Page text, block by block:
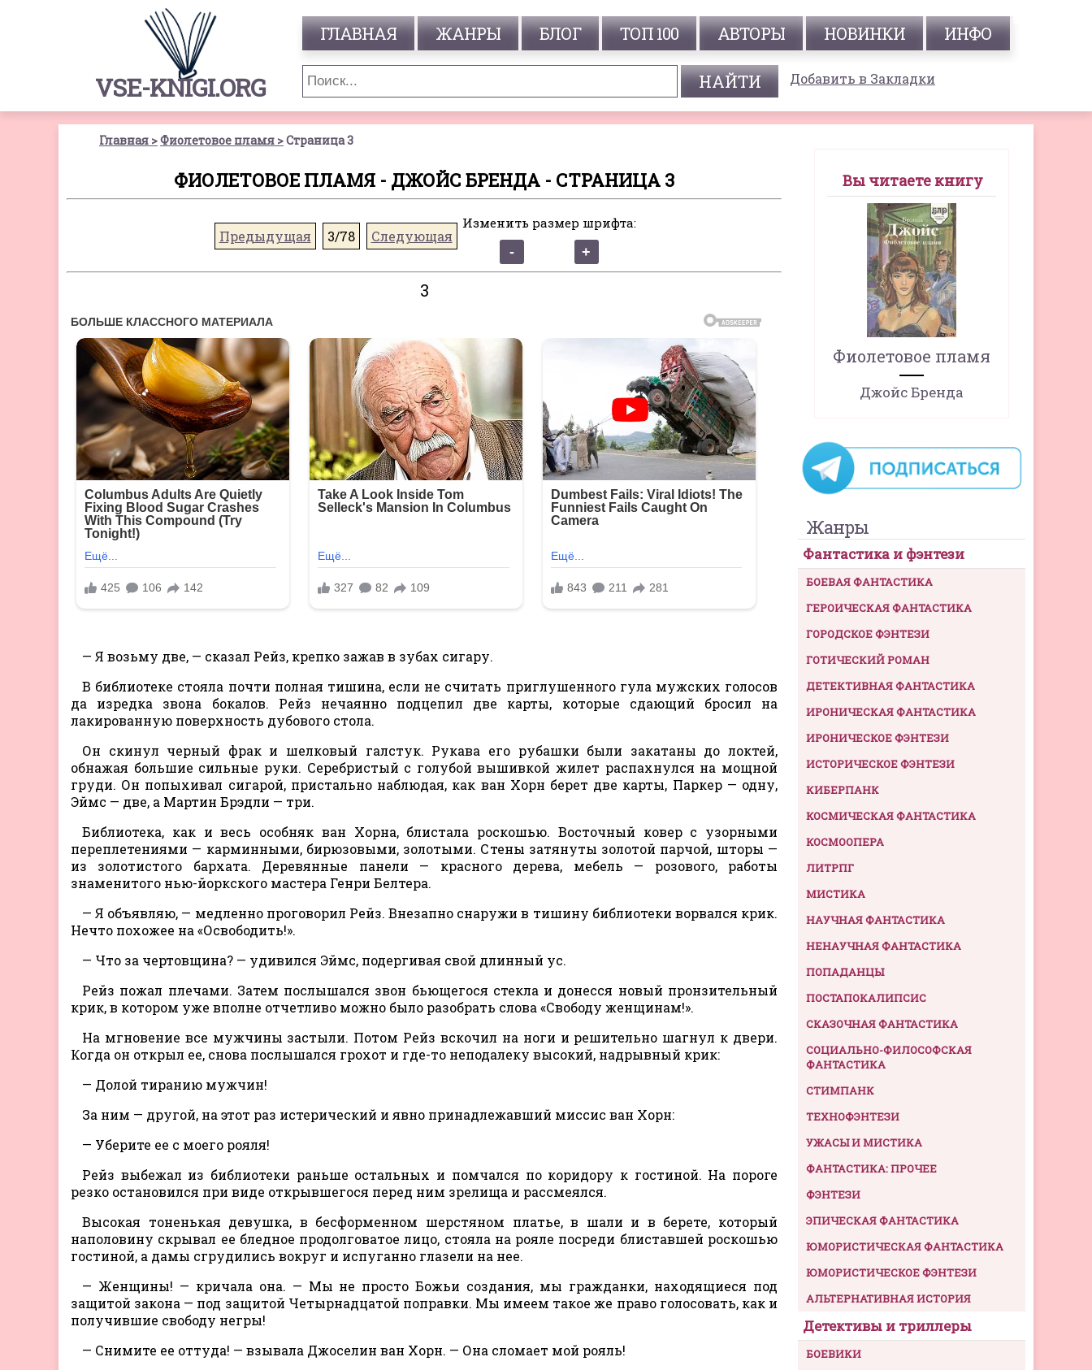
VSE-KNIGI.ORG
ГЛАВНАЯ ЖАНРЫ БЛОГ ТОП 100 АВТОРЫ НОВИНКИ ИНФО
Добавить в Закладки
Главная Фиолетовое пламя Страница 3
ФИОЛЕТОВОЕ ПЛАМЯ - ДЖОЙС БРЕНДА - СТРАНИЦА 3
Предыдущая 3/78 Следующая
Изменить размер шрифта:
3
— Я возьму две, — сказал Рейз, крепко зажав в зубах сигару.
В библиотеке стояла почти полная тишина, если не считать приглушенного гула мужских голосов
да изредка звона бокалов. Рейз нечаянно подцепил две карты, которые сдающий бросил на
лакированную поверхность дубового стола.
Он скинул черный фрак и шелковый галстук. Рукава его рубашки были закатаны до локтей,
обнажая большие сильные руки. Серебристый с голубой вышивкой жилет распахнулся на мощной
груди. Он попыхивал сигарой, пристально наблюдая, как ван Хорн берет две карты, Паркер — одну,
Эймс — две, а Мартин Брэдли — три.
Библиотека, как и весь особняк ван Хорна, блистала роскошью. Восточный ковер с узорными
переплетениями — карминными, бирюзовыми, золотыми. Стены затянуты золотой парчой, шторы —
из золотистого бархата. Деревянные панели — красного дерева, мебель — розового, работы
знаменитого нью-йоркского мастера Генри Белтера.
— Я объявляю, — медленно проговорил Рейз. Внезапно снаружи в тишину библиотеки ворвался крик.
Нечто похожее на «Освободить!».
— Что за чертовщина? — удивился Эймс, подергивая свой длинный ус.
Рейз пожал плечами. Затем послышался звон бьющегося стекла и донесся новый пронзительный
крик, в котором уже вполне отчетливо можно было разобрать слова «Свободу женщинам!».
На мгновение все мужчины застыли. Потом Рейз вскочил на ноги и решительно шагнул к двери.
Когда он открыл ее, снова послышался грохот и где-то неподалеку высокий, надрывный крик:
— Долой тиранию мужчин!
За ним — другой, на этот раз истерический и явно принадлежавший миссис ван Хорн:
— Уберите ее с моего рояля!
Рейз выбежал из библиотеки раньше остальных и помчался по коридору к гостиной. На пороге
резко остановился при виде открывшегося перед ним зрелища и рассмеялся.
Высокая тоненькая девушка, в бесформенном шерстяном платье, в шали и в берете, который
наполовину скрывал ее бледное продолговатое лицо, стояла на рояле посреди блиставшей роскошью
гостиной, а дамы сгрудились вокруг и испуганно глазели на нее.
— Женщины! — кричала она. — Мы не просто Божьи создания, мы гражданки, находящиеся под
защитой закона — под защитой Четырнадцатой поправки. Мы имеем такое же право голосовать, как и
получившие свободу негры!
— Снимите ее оттуда! — взывала Джоселин ван Хорн. — Она сломает мой рояль!
Вы читаете книгу
Фиолетовое пламя
Джойс Бренда
Жанры
Фантастика и фэнтези
БОЕВАЯ ФАНТАСТИКА
ГЕРОИЧЕСКАЯ ФАНТАСТИКА
ГОРОДСКОЕ ФЭНТЕЗИ
ГОТИЧЕСКИЙ РОМАН
ДЕТЕКТИВНАЯ ФАНТАСТИКА
ИРОНИЧЕСКАЯ ФАНТАСТИКА
ИРОНИЧЕСКОЕ ФЭНТЕЗИ
ИСТОРИЧЕСКОЕ ФЭНТЕЗИ
КИБЕРПАНК
КОСМИЧЕСКАЯ ФАНТАСТИКА
КОСМООПЕРА
ЛИТРПГ
МИСТИКА
НАУЧНАЯ ФАНТАСТИКА
НЕНАУЧНАЯ ФАНТАСТИКА
ПОПАДАНЦЫ
ПОСТАПОКАЛИПСИС
СКАЗОЧНАЯ ФАНТАСТИКА
СОЦИАЛЬНО-ФИЛОСОФСКАЯ
ФАНТАСТИКА
СТИМПАНК
ТЕХНОФЭНТЕЗИ
УЖАСЫ И МИСТИКА
ФАНТАСТИКА: ПРОЧЕЕ
ФЭНТЕЗИ
ЭПИЧЕСКАЯ ФАНТАСТИКА
ЮМОРИСТИЧЕСКАЯ ФАНТАСТИКА
ЮМОРИСТИЧЕСКОЕ ФЭНТЕЗИ
АЛЬТЕРНАТИВНАЯ ИСТОРИЯ
Детективы и триллеры
БОЕВИКИ